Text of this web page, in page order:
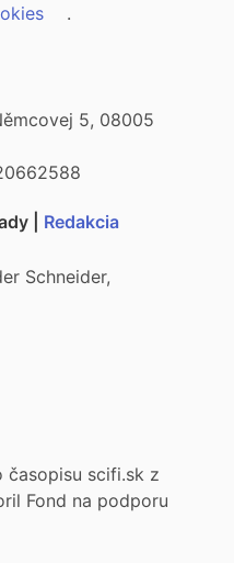
.
5, 08005
| Redakcia
Schneider,
časopisu scifi.sk z
Fond na podporu